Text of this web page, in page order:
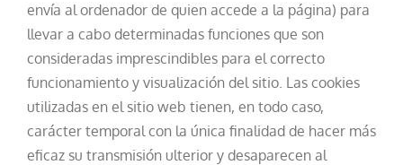
envía al ordenador de quien accede a la página) para
llevar a cabo determinadas funciones que son
consideradas imprescindibles para el correcto
funcionamiento y visualización del sitio. Las cookies
utilizadas en el sitio web tienen, en todo caso,
carácter temporal con la única finalidad de hacer más
eficaz su transmisión ulterior y desaparecen al